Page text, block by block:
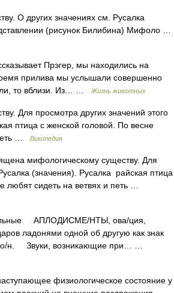
О других значениях см. Русалка
(рисунок Билибина) Мифоло …
Прэгер, мы находились на
прилива мы услышали совершенно
то вблизи. Из… …
Жизнь животных
Для просмотра других значений этого
птица с женской головой. По весне
…
Википедия
мифологическому существу. Для
(значения). Русалка райская птица
любят сидеть на ветвях и петь …
АПЛОДИСМЕ/НТЫ, ова/ция,
ладонями одной об другую как знак
н. Звуки, возникающие при… …
физиологическое состояние у